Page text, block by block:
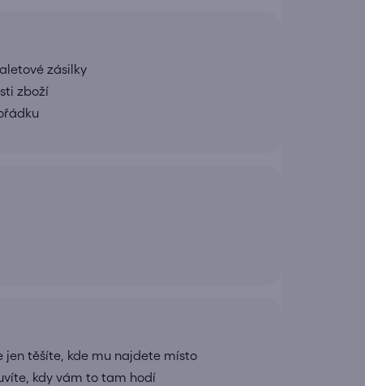
zásilky
zboží
jen těšíte, kde mu najdete místo
kdy vám to tam hodí